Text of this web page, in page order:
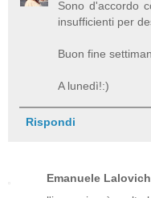
Sono d'accordo
insufficienti per
Buon fine
A lunedì!:)
Rispondi
Emanuele Lalovich